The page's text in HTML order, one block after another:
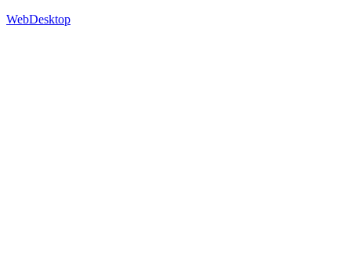
WebDesktop